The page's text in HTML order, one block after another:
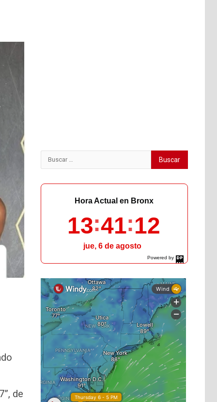
de
Buscar:
Powered by
DaysPedia.com
Hora Actual en Bronx
13 41 14
jue, 6 de agosto